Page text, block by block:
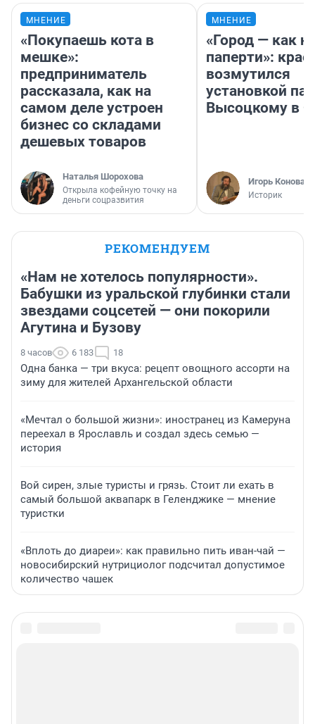
МНЕНИЕ
«Покупаешь кота в
мешке»:
предприниматель
рассказала, как на
самом деле устроен
бизнес со складами
дешевых товаров
Наталья Шорохова
Открыла кофейную точку на
деньги соцразвития
МНЕНИЕ
«Город — как
паперти»:
возмутился
установкой
Высоцкому в
Игорь
Историк
РЕКОМЕНДУЕМ
«Нам не хотелось популярности».
Бабушки из уральской глубинки стали
звездами соцсетей — они покорили
Агутина и Бузову
8 часов 6 183 18
Одна банка — три вкуса: рецепт овощного ассорти на
зиму для жителей Архангельской области
«Мечтал о большой жизни»: иностранец из Камеруна
переехал в Ярославль и создал здесь семью —
история
Вой сирен, злые туристы и грязь. Стоит ли ехать в
самый большой аквапарк в Геленджике — мнение
туристки
«Вплоть до диареи»: как правильно пить иван-чай —
новосибирский нутрициолог подсчитал допустимое
количество чашек